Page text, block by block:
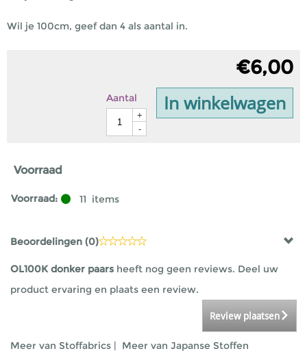
Wil je 100cm, geef dan 4 als aantal in.
€6,00
Aantal
+
-
In winkelwagen
Voorraad
Voorraad: 11 items
Beoordelingen (0)
OL100K donker paars heeft nog geen reviews. Deel uw
product ervaring en plaats een review.
Review plaatsen
Meer van Stoffabrics | Meer van Japanse Stoffen